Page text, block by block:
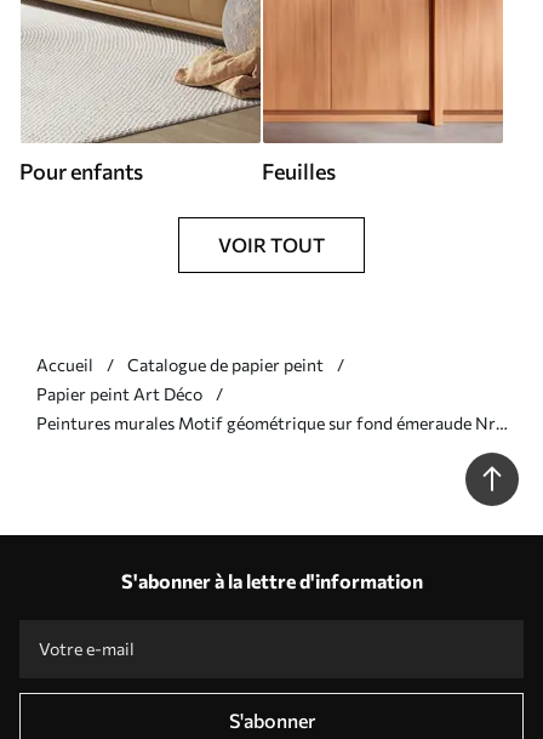
Pour enfants Feuilles
VOIR TOUT
Accueil
Catalogue de papier peint
Papier peint Art Déco
Peintures murales Motif géométrique sur fond émeraude Nr.
S'abonner à la lettre d'information
S'abonner